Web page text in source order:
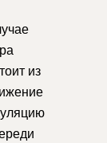
из